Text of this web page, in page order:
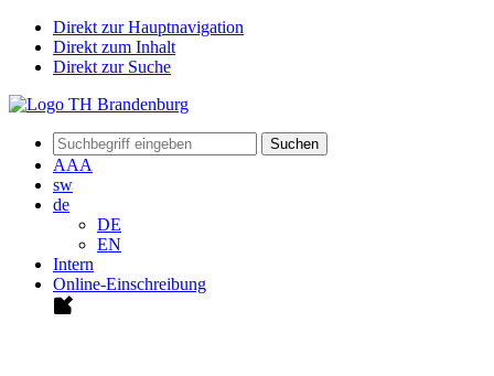
Direkt zur Hauptnavigation
Direkt zum Inhalt
Direkt zur Suche
Suchen
AAA
sw
de
DE
EN
Intern
Online-Einschreibung